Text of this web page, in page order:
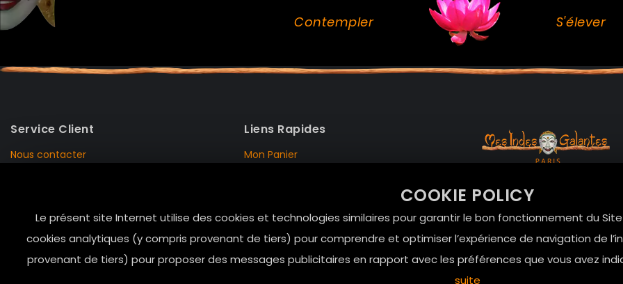
COOKIE POLICY
Le présent site Internet utilise des cookies et technologies similaires pour garantir le bon fonctionnement du
cookies analytiques (y compris provenant de tiers) pour comprendre et optimiser l’expérience de navigation de
provenant de tiers) pour proposer des messages publicitaires en rapport avec les préférences que vous avez
suite
Contempler S'élever
Service Client
Nous contacter
Conditions de vente
Liens Rapides
Mon Panier
Le Marais, 75004 Paris
01.42.72.42.51